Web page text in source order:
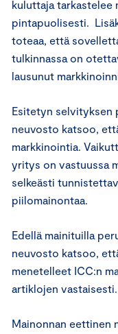
kuluttaja tarkastelee
pintapuolisesti.
toteaa, että
tulkinnassa on
lausunut
Esitetyn selvityksen
neuvosto katsoo,
markkinointia.
yritys on vastuussa
selkeästi
piilomainontaa.
Edellä mainituilla
neuvosto katsoo,
menetelleet ICC:n
artiklojen vastaisesti.
Mainonnan eettinen